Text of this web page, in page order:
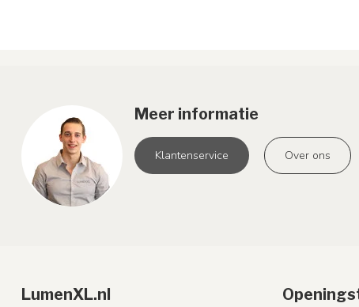
Meer informatie
Klantenservice Over ons
LumenXL.nl